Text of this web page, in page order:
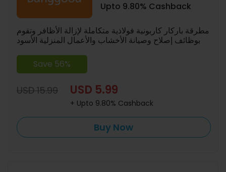
Upto 9.80% Cashback
مطرقة باركار كاربونية فولاذية متكاملة لإزالة الأظافر وتقوم
بوظائف إصلاح وصيانة الأخشاب والأعمال المنزلية الأسود
Save 56%
USD 15.99 USD 5.99
+ Upto 9.80% Cashback
Buy Now